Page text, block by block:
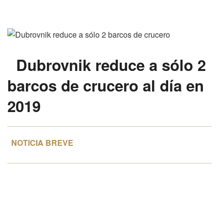
Dubrovnik reduce a sólo 2
barcos de crucero al día en
2019
NOTICIA BREVE